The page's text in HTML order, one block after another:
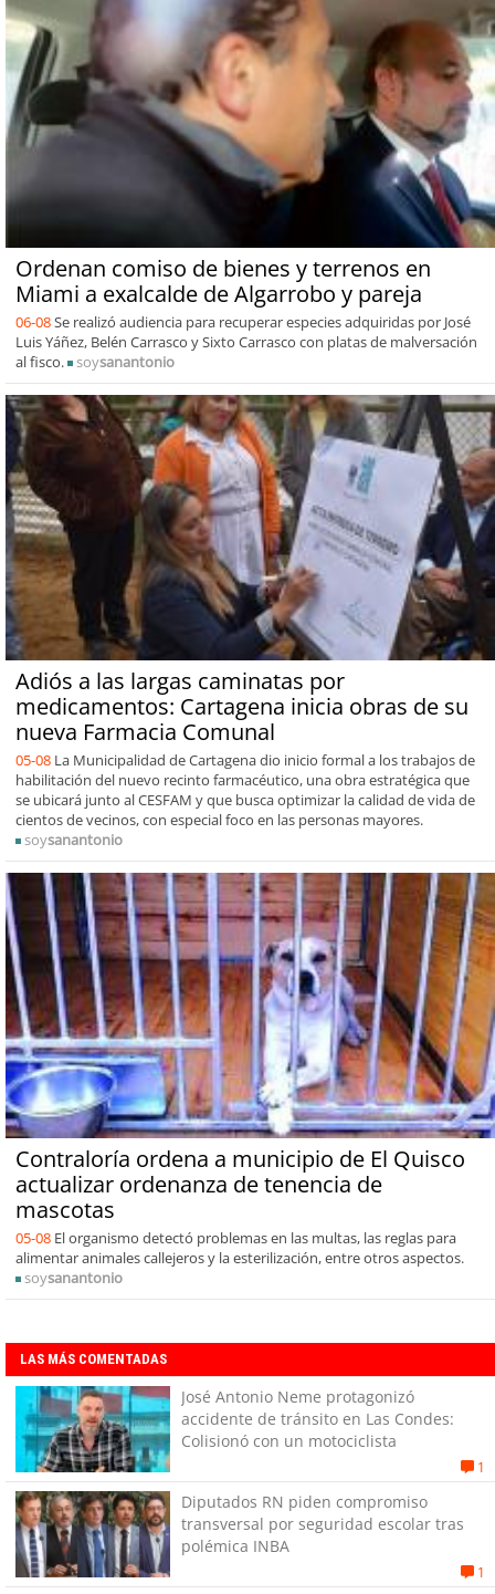
Ordenan comiso de bienes y terrenos en
Miami a exalcalde de Algarrobo y pareja
06-08Se realizó audiencia para recuperar especies adquiridas por José
Luis Yáñez, Belén Carrasco y Sixto Carrasco con platas de malversación
al fisco.
soysanantonio
Adiós a las largas caminatas por
medicamentos: Cartagena inicia obras de su
nueva Farmacia Comunal
05-08 La Municipalidad de Cartagena dio inicio formal a los trabajos de
habilitación del nuevo recinto farmacéutico, una obra estratégica que
se ubicará junto al CESFAM y que busca optimizar la calidad de vida de
cientos de vecinos, con especial foco en las personas mayores.
soysanantonio
Contraloría ordena a municipio de El Quisco
actualizar ordenanza de tenencia de
mascotas
05-08 El organismo detectó problemas en las multas, las reglas para
alimentar animales callejeros y la esterilización, entre otros aspectos.
soysanantonio
LAS MÁS COMENTADAS
José Antonio Neme protagonizó
accidente de tránsito en Las Condes:
Colisionó con un motociclista
1
Diputados RN piden compromiso
transversal por seguridad escolar tras
polémica INBA
1